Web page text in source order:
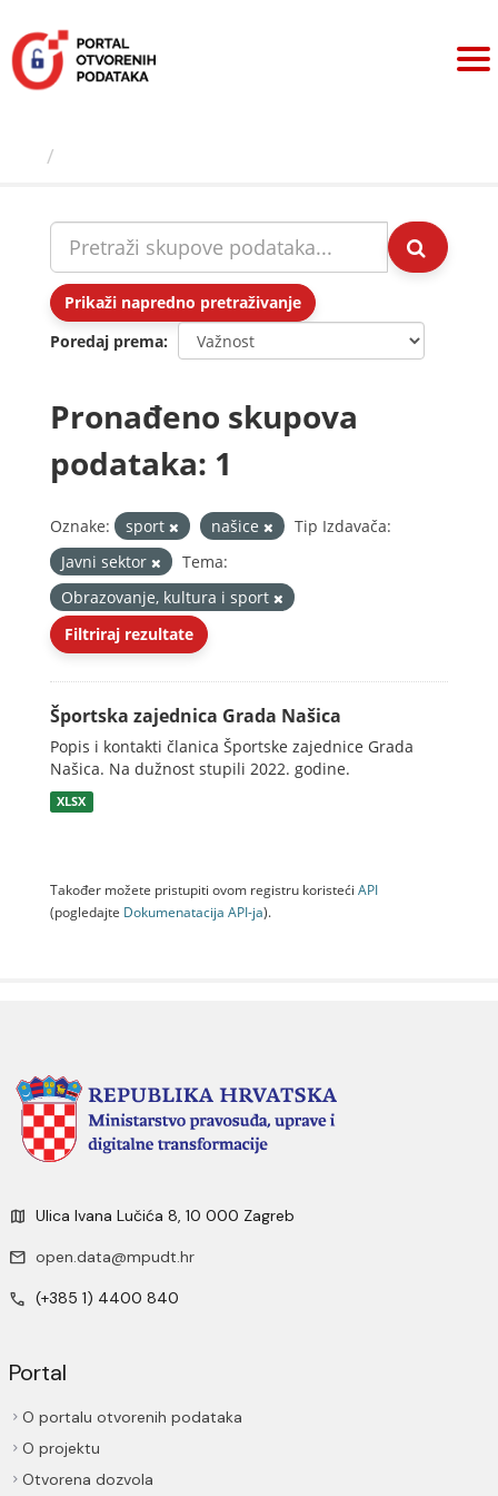
sadržaj
Prikaži napredno pretraživanje
Poredaj prema
Pronađeno skupova
podataka: 1
Oznake: sport našice
Tip Izdavača:
Javni sektor
Tema:
Obrazovanje, kultura i sport
Filtriraj rezultate
Športska zajednica Grada Našica
Popis i kontakti članica Športske zajednice Grada
Našica. Na dužnost stupili 2022. godine.
XLSX
Također možete pristupiti ovom registru koristeći API
(pogledajte Dokumenаtаcijа API-jа).